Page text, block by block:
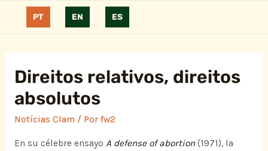
PT EN ES
Direitos relativos, direitos
absolutos
Notícias Clam/ Por fw2
En su célebre ensayo A defense of abortion(1971), la